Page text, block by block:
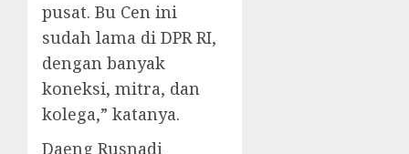
pusat. Bu Cen ini
sudah lama di DPR RI,
dengan banyak
koneksi, mitra, dan
kolega,” katanya.
Daeng Rusnadi